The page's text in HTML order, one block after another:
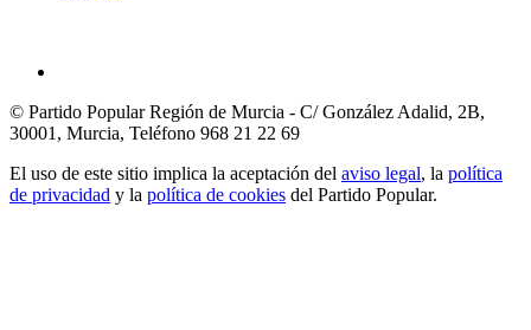
© Partido Popular Región de Murcia - C/ González Adalid, 2B,
30001, Murcia, Teléfono 968 21 22 69
El uso de este sitio implica la aceptación del aviso legal, la política
de privacidad y la política de cookies del Partido Popular.